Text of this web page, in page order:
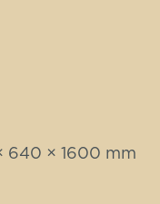
640 × 1600 mm